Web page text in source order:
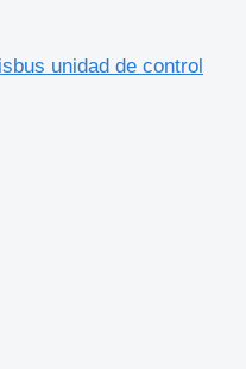
unidad de control